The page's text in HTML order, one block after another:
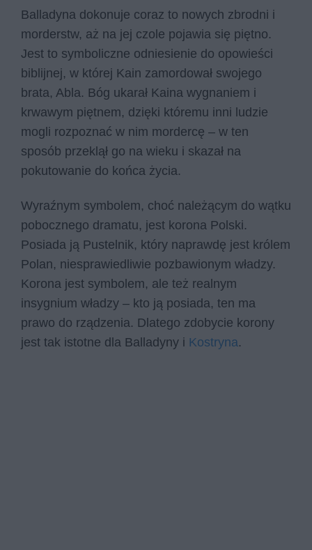
Balladyna dokonuje coraz to nowych zbrodni i
morderstw, aż na jej czole pojawia się piętno.
Jest to symboliczne odniesienie do opowieści
biblijnej, w której Kain zamordował swojego
brata, Abla. Bóg ukarał Kaina wygnaniem i
krwawym piętnem, dzięki któremu inni ludzie
mogli rozpoznać w nim mordercę – w ten
sposób przeklął go na wieku i skazał na
pokutowanie do końca życia.
Wyraźnym symbolem, choć należącym do wątku
pobocznego dramatu, jest korona Polski.
Posiada ją Pustelnik, który naprawdę jest królem
Polan, niesprawiedliwie pozbawionym władzy.
Korona jest symbolem, ale też realnym
insygnium władzy – kto ją posiada, ten ma
prawo do rządzenia. Dlatego zdobycie korony
jest tak istotne dla Balladyny i Kostryna.